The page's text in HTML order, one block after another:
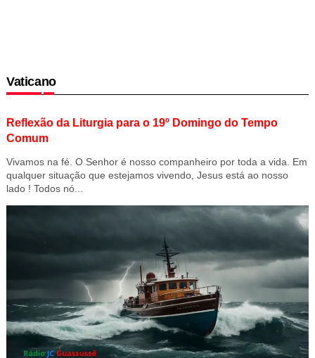
Vaticano
Reflexão da Liturgia para o 19º Domingo do Tempo
Comum
Vivamos na fé. O Senhor é nosso companheiro por toda a vida. Em
qualquer situação que estejamos vivendo, Jesus está ao nosso
lado ! Todos nó...